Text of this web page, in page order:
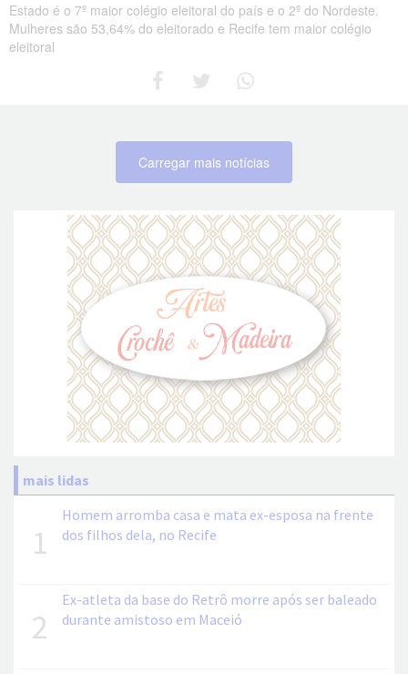
Estado é o 7º maior colégio eleitoral do país e o 2º do Nordeste.
Mulheres são 53,64% do eleitorado e Recife tem maior colégio
eleitoral
Carregar mais notícias
mais lidas
1
Homem arromba casa e mata ex-esposa na frente
dos filhos dela, no Recife
2
Ex-atleta da base do Retrô morre após ser baleado
durante amistoso em Maceió